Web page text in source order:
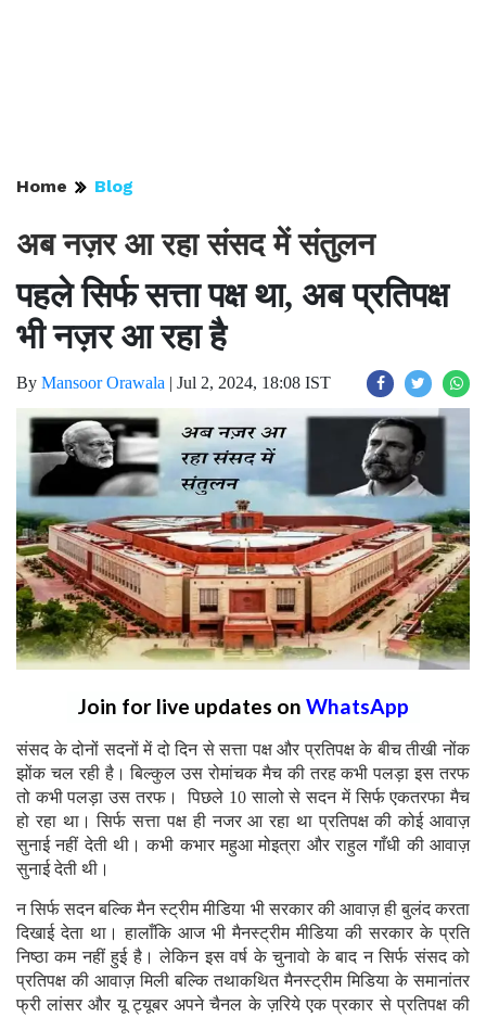
Home Blog
अब नज़र आ रहा संसद में संतुलन
पहले सिर्फ सत्ता पक्ष था, अब प्रतिपक्ष
भी नज़र आ रहा है
By Mansoor Orawala | Jul 2, 2024, 18:08 IST
Join for live updates on WhatsApp
संसद के दोनों सदनों में दो दिन से सत्ता पक्ष और प्रतिपक्ष के बीच तीखी नोंक
झोंक चल रही है। बिल्कुल उस रोमांचक मैच की तरह कभी पलड़ा इस तरफ
तो कभी पलड़ा उस तरफ। पिछले 10 सालो से सदन में सिर्फ एकतरफा मैच
हो रहा था। सिर्फ सत्ता पक्ष ही नजर आ रहा था प्रतिपक्ष की कोई आवाज़
सुनाई नहीं देती थी। कभी कभार महुआ मोइत्रा और राहुल गाँधी की आवाज़
सुनाई देती थी।
न सिर्फ सदन बल्कि मैन स्ट्रीम मीडिया भी सरकार की आवाज़ ही बुलंद करता
दिखाई देता था। हालाँकि आज भी मैनस्ट्रीम मीडिया की सरकार के प्रति
निष्ठा कम नहीं हुई है। लेकिन इस वर्ष के चुनावो के बाद न सिर्फ संसद को
प्रतिपक्ष की आवाज़ मिली बल्कि तथाकथित मैनस्ट्रीम मिडिया के समानांतर
फ्री लांसर और यू ट्यूबर अपने चैनल के ज़रिये एक प्रकार से प्रतिपक्ष की